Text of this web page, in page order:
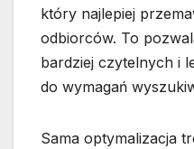
który najlepiej
odbiorców. To
bardziej czytelnych i
do wymagań
Sama optymalizacja